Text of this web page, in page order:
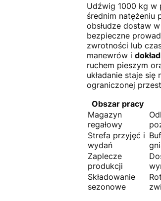
Udźwig 1000 kg w
średnim natężeniu
obsłudze dostaw
bezpieczne
zwrotności lub
manewrów i
ruchem pieszym
układanie staje
ograniczonej
Obszar pracy
Magazyn
regałowy
Strefa przyjęć i
wydań
Zaplecze
produkcji
Składowanie
sezonowe